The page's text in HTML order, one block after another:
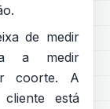
de medir
a medir
coorte. A
está